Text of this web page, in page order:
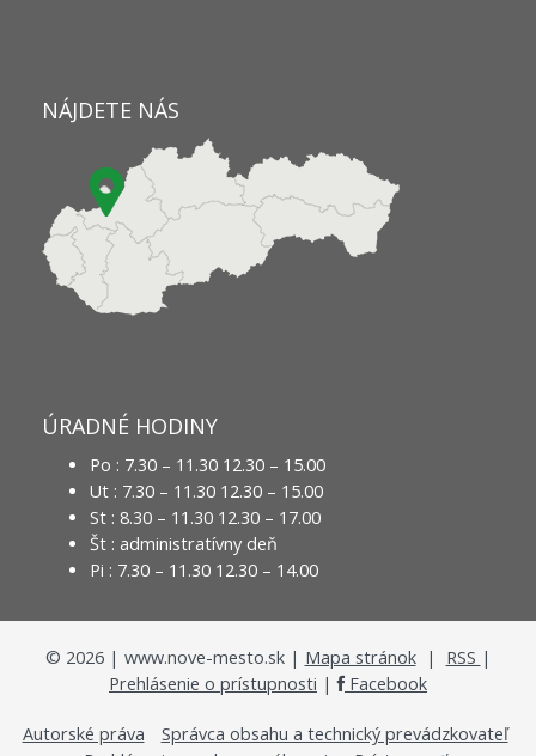
NÁJDETE NÁS
ÚRADNÉ HODINY
Po : 7.30 – 11.30 12.30 – 15.00
Ut : 7.30 – 11.30 12.30 – 15.00
St : 8.30 – 11.30 12.30 – 17.00
Št : administratívny deň
Pi : 7.30 – 11.30 12.30 – 14.00
© 2026| www.nove-mesto.sk | Mapa stránok| RSS |
Prehlásenie o prístupnosti | Facebook
Autorské práva
Správca obsahu a technický prevádzkovateľ